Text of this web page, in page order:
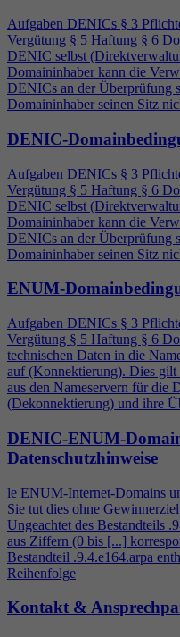
Aufgaben DENICs § 3
Vergütung § 5 Haftung § 6
DENIC selbst
Domaininhaber kann die
DENICs an der Überprüfung
Domaininhaber seinen Sitz
DENIC-
Aufgaben DENICs § 3
Vergütung § 5 Haftung § 6
DENIC selbst
Domaininhaber kann die
DENICs an der Überprüfung
Domaininhaber seinen Sitz
ENUM-
Aufgaben DENICs § 3
Vergütung § 5 Haftung § 6
technischen Daten in die
auf (Konnektierung). Dies
aus den Nameservern für die
(Dekonnektierung) und ihre
DENIC-ENUM-
Datenschutzhinweise
le ENUM-Internet-Domains
Sie tut dies ohne
Ungeachtet des Bestandteils
aus Ziffern (0 bis [...]
Bestandteil .9.4.e164.arpa
Reihenfolge
Kontakt &